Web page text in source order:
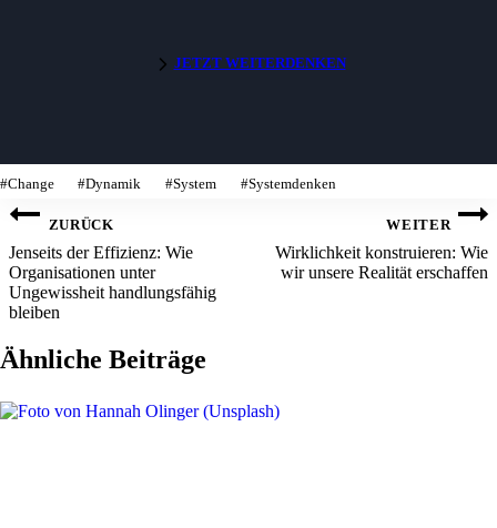
JETZT WEITERDENKEN
#Change #Dynamik #System #Systemdenken
Beitragsnavigation
ZURÜCK
Jenseits der Effizienz: Wie
Organisationen unter
Ungewissheit handlungsfähig
bleiben
WEITER
Wirklichkeit konstruieren: Wie
wir unsere Realität erschaffen
Ähnliche Beiträge